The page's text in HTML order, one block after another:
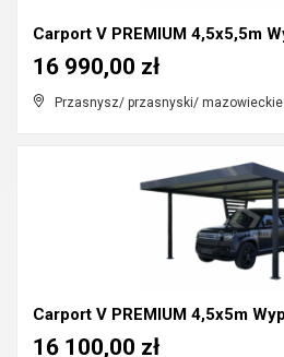
Przasnysz/ przasnyski/ mazowieckie
16 990,00 zł
16 100,00 zł